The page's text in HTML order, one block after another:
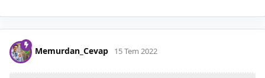
Memurdan_Cevap 15 Tem 2022